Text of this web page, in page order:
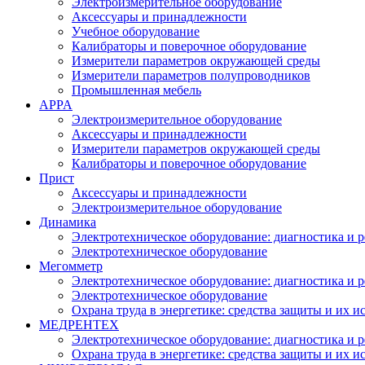
Аксессуары и принадлежности
Учебное оборудование
Калибраторы и поверочное оборудование
Измерители параметров окружающей среды
Измерители параметров полупроводников
Промышленная мебель
APPA
Электроизмерительное оборудование
Аксессуары и принадлежности
Измерители параметров окружающей среды
Калибраторы и поверочное оборудование
Прист
Аксессуары и принадлежности
Электроизмерительное оборудование
Динамика
Электротехническое оборудование: диагностика и
Электротехническое оборудование
Мегомметр
Электротехническое оборудование: диагностика и
Электротехническое оборудование
Охрана труда в энергетике: средства защиты и их
МЕДРЕНТЕХ
Электротехническое оборудование: диагностика и
Охрана труда в энергетике: средства защиты и их